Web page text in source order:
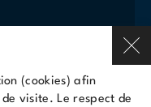
(cookies) afin
visite. Le respect de